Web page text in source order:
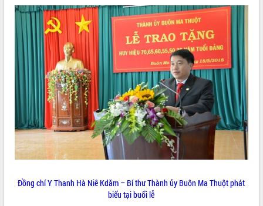
ALBUM ẢNH
LIÊN KẾT WEB
THỐNG KÊ TRUY CẬP
Đồng chí Y Thanh Hà Niê Kdăm – Bí thư Thành ủy Buôn Ma Thuột phát
biểu tại buổi lễ